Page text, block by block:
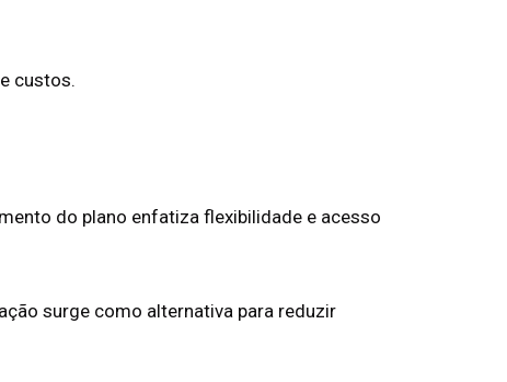
custos.
do plano enfatiza flexibilidade e acesso
surge como alternativa para reduzir